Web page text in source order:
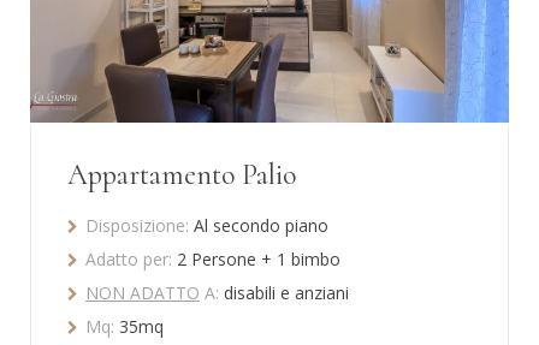
Appartamento Palio
Disposizione: Al secondo piano
Adatto per: 2 Persone + 1 bimbo
NON ADATTO A: disabili e anziani
Mq: 35mq